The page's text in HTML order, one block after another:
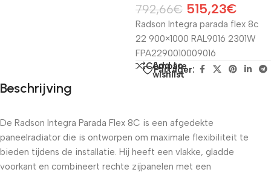
792,66€ 515,23€
Radson Integra parada flex 8c
22 900×1000 RAL9016 2301W
FPA2290010009016
Compare
Add to
wishlist
Partager:
Beschrijving
De Radson Integra Parada Flex 8C is een afgedekte
paneelradiator die is ontworpen om maximale flexibiliteit te
bieden tijdens de installatie. Hij heeft een vlakke, gladde
voorkant en combineert rechte zijpanelen met een